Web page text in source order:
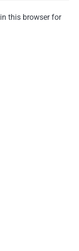
this browser for